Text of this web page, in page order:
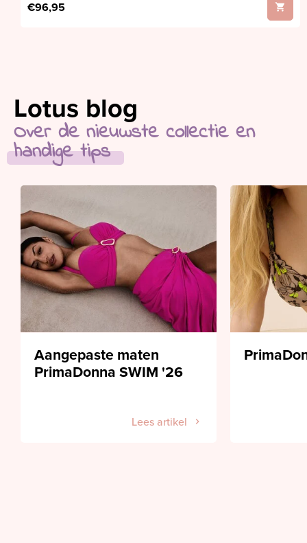
€96,95
Lotus blog
Over de nieuwste collectie en
handige tips
Aangepaste maten
PrimaDonna SWIM '26
Lees artikel